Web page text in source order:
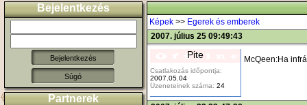
Bejelentkezés
Súgó
Partnerek
Képek >> Egerek és emberek
2007. július 25 09:49:43
Pite
Csatlakozás időpontja:
2007.05.04
Üzeneteinek száma: 24
McQeen:Ha